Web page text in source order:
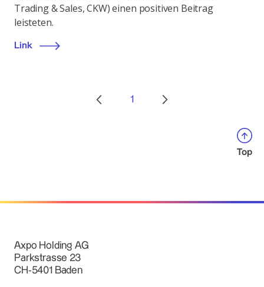
Trading & Sales, CKW) einen positiven Beitrag
leisteten.
Link
1
Top
Axpo Holding AG
Parkstrasse 23
CH-5401 Baden